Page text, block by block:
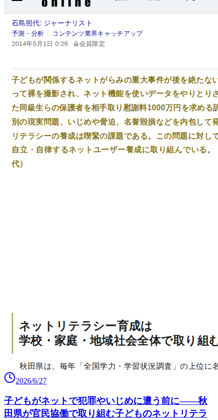
2026/6/27
子どもがネットで犯罪やいじめに遭う前に――秋
田県が官民協働で取り組む子どものネットリテラ